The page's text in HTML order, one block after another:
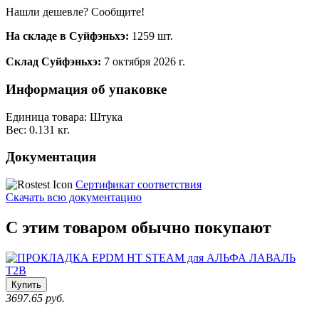
Нашли дешевле? Сообщите!
На складе в Суйфэньхэ: 1259 шт.
Склад Суйфэньхэ: 7 октября 2026 г.
Информация об упаковке
Единица товара: Штука
Вес: 0.131 кг.
Документация
Сертификат соответствия
Скачать всю документацию
С этим товаром обычно покупают
Купить
3697.65 руб.